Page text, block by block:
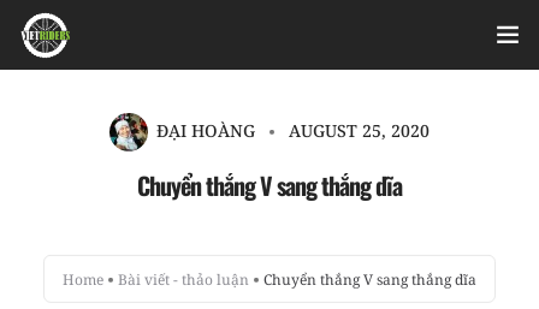
Sản phẩm
ĐẠI HOÀNG AUGUST 25, 2020
Chuyển thắng V sang thắng dĩa
Home Bài viết - thảo luận Chuyển thắng V sang thắng dĩa